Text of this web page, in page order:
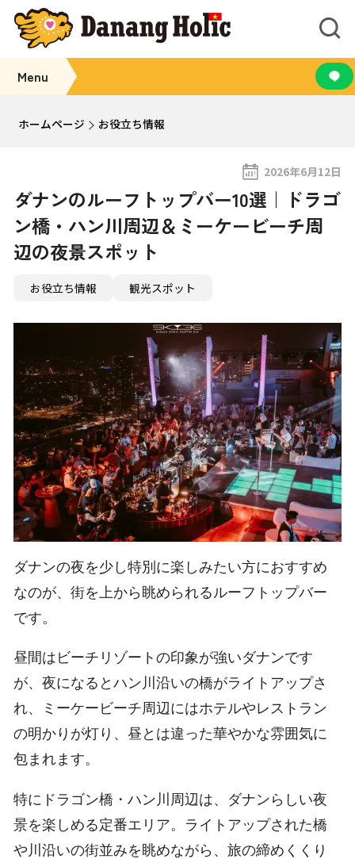
Menu
ホームページ お役立ち情報
2026年6月12日
ダナンのルーフトップバー10選｜ドラゴ
ン橋・ハン川周辺＆ミーケービーチ周
辺の夜景スポット
お役立ち情報 観光スポット
ダナンの夜を少し特別に楽しみたい方におすすめ
なのが、街を上から眺められるルーフトップバー
です。
昼間はビーチリゾートの印象が強いダナンです
が、夜になるとハン川沿いの橋がライトアップさ
れ、ミーケービーチ周辺にはホテルやレストラン
の明かりが灯り、昼とは違った華やかな雰囲気に
包まれます。
特にドラゴン橋・ハン川周辺は、ダナンらしい夜
景を楽しめる定番エリア。ライトアップされた橋
や川沿いの街並みを眺めながら、旅の締めくくり